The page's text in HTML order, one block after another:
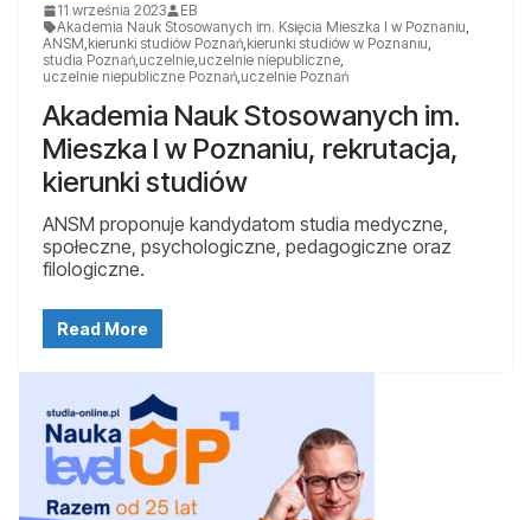
11 września 2023
EB
Akademia Nauk Stosowanych im. Księcia Mieszka I w Poznaniu,
ANSM,kierunki studiów Poznań,kierunki studiów w Poznaniu,
studia Poznań,uczelnie,uczelnie niepubliczne,
uczelnie niepubliczne Poznań,uczelnie Poznań
Akademia Nauk Stosowanych im.
Mieszka I w Poznaniu, rekrutacja,
kierunki studiów
ANSM proponuje kandydatom studia medyczne,
społeczne, psychologiczne, pedagogiczne oraz
filologiczne.
Read More